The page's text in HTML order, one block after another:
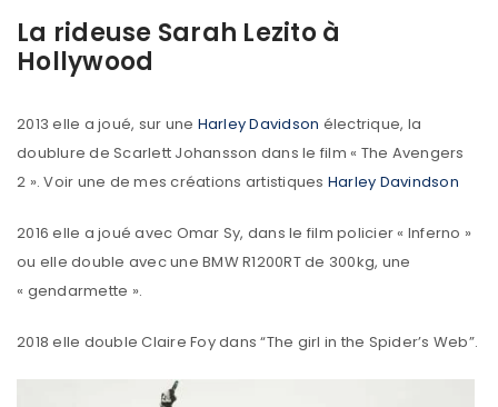
La rideuse Sarah Lezito à
Hollywood
2013 elle a joué, sur une Harley Davidson électrique, la
doublure de Scarlett Johansson dans le film « The Avengers
2 ». Voir une de mes créations artistiques Harley Davindson
2016 elle a joué avec Omar Sy, dans le film policier « Inferno »
ou elle double avec une BMW R1200RT de 300kg, une
« gendarmette ».
2018 elle double Claire Foy dans “The girl in the Spider’s Web”.